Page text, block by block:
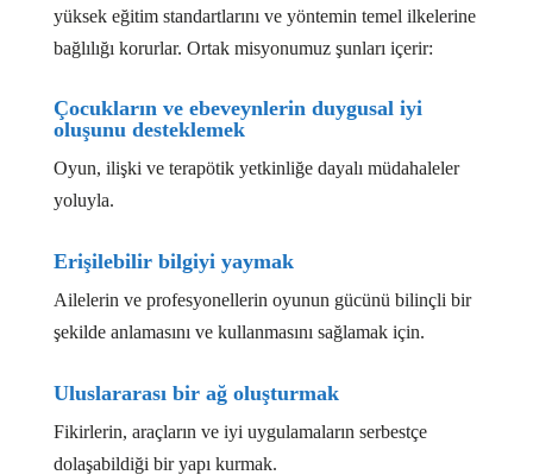
yüksek eğitim standartlarını ve yöntemin temel ilkelerine
bağlılığı korurlar. Ortak misyonumuz şunları içerir:
Çocukların ve ebeveynlerin duygusal iyi
oluşunu desteklemek
Oyun, ilişki ve terapötik yetkinliğe dayalı müdahaleler
yoluyla.
Erişilebilir bilgiyi yaymak
Ailelerin ve profesyonellerin oyunun gücünü bilinçli bir
şekilde anlamasını ve kullanmasını sağlamak için.
Uluslararası bir ağ oluşturmak
Fikirlerin, araçların ve iyi uygulamaların serbestçe
dolaşabildiği bir yapı kurmak.